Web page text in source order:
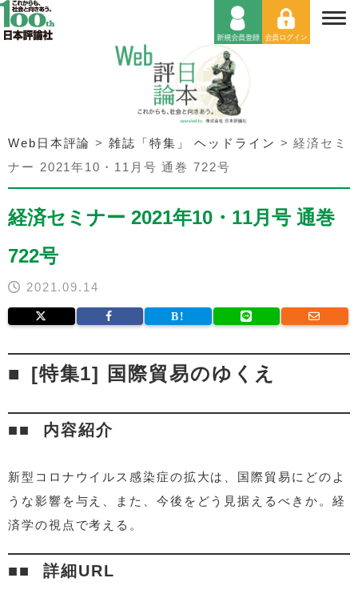
Web日本評論 >雑誌「特集」 ヘッドライン >経済セミ
ナー 2021年10・11月号 通巻 722号
経済セミナー 2021年10・11月号 通巻
722号
2021.09.14
[特集1] 国際貿易のゆくえ
内容紹介
新型コロナウイルス感染症の拡大は、国際貿易にどのよ
うな影響を与え、また、今後をどう見据えるべきか。経
済学の視点で考える。
詳細URL